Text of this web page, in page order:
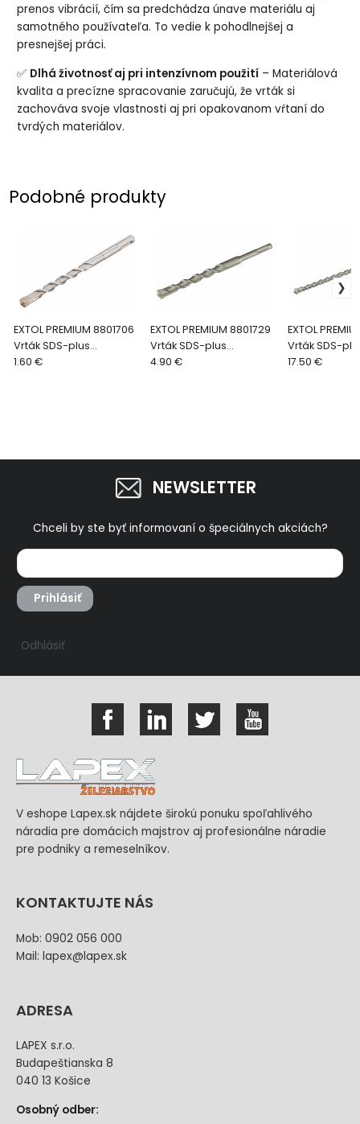
prenos vibrácií, čím sa predchádza únave materiálu aj
samotného používateľa. To vedie k pohodlnejšej a
presnejšej práci.
✅ Dlhá životnosť aj pri intenzívnom použití – Materiálová
kvalita a precízne spracovanie zaručujú, že vrták si
zachováva svoje vlastnosti aj pri opakovanom vŕtaní do
tvrdých materiálov.
Podobné produkty
EXTOL PREMIUM 8801706
Vrták SDS-plus
štvorbritý, Ø6x160mm
1.60 €
EXTOL PREMIUM 8801729
Vrták SDS-plus
štvorbritý, Ø14x310mm
4.90 €
EXTOL
Vrták SDS-
štvorbritý,
17.50 €
NEWSLETTER
Chceli by ste byť informovaní o špeciálnych akciách?
Prihlásiť
Odhlásiť
V eshope Lapex.sk nájdete širokú ponuku spoľahlivého
náradia pre domácich majstrov aj profesionálne náradie
pre podniky a remeselníkov.
KONTAKTUJTE NÁS
Mob: 0902 056 000
Mail: lapex@lapex.sk
ADRESA
LAPEX s.r.o.
Budapeštianska 8
040 13 Košice
Osobný odber: